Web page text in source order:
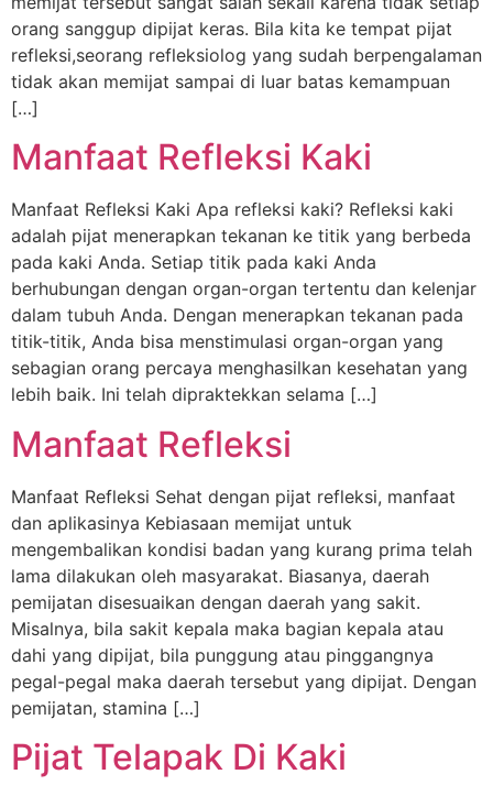
orang sanggup dipijat keras. Bila kita ke tempat pijat
refleksi,seorang refleksiolog yang sudah berpengalaman
tidak akan memijat sampai di luar batas kemampuan
[…]
Manfaat Refleksi Kaki
Manfaat Refleksi Kaki Apa refleksi kaki? Refleksi kaki
adalah pijat menerapkan tekanan ke titik yang berbeda
pada kaki Anda. Setiap titik pada kaki Anda
berhubungan dengan organ-organ tertentu dan kelenjar
dalam tubuh Anda. Dengan menerapkan tekanan pada
titik-titik, Anda bisa menstimulasi organ-organ yang
sebagian orang percaya menghasilkan kesehatan yang
lebih baik. Ini telah dipraktekkan selama […]
Manfaat Refleksi
Manfaat Refleksi Sehat dengan pijat refleksi, manfaat
dan aplikasinya Kebiasaan memijat untuk
mengembalikan kondisi badan yang kurang prima telah
lama dilakukan oleh masyarakat. Biasanya, daerah
pemijatan disesuaikan dengan daerah yang sakit.
Misalnya, bila sakit kepala maka bagian kepala atau
dahi yang dipijat, bila punggung atau pinggangnya
pegal-pegal maka daerah tersebut yang dipijat. Dengan
pemijatan, stamina […]
Pijat Telapak Di Kaki